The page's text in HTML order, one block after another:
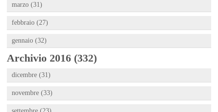
marzo (31)
febbraio (27)
gennaio (32)
Archivio 2016 (332)
dicembre (31)
novembre (33)